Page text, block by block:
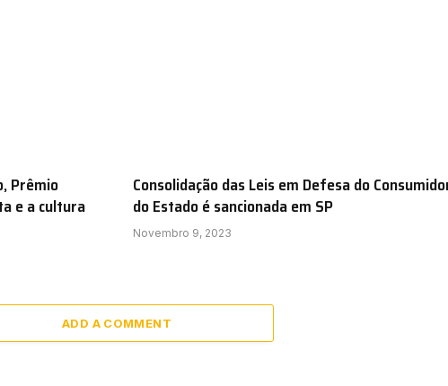
Prêmio
e a cultura
Consolidação das Leis em Defesa do
do Estado é sancionada em SP
Novembro 9, 2023
ADD A COMMENT